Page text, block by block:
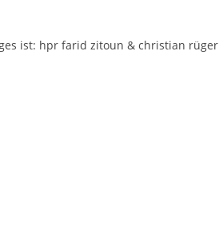
ist: hpr farid zitoun & christian rüger